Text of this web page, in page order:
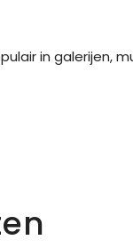
in galerijen,